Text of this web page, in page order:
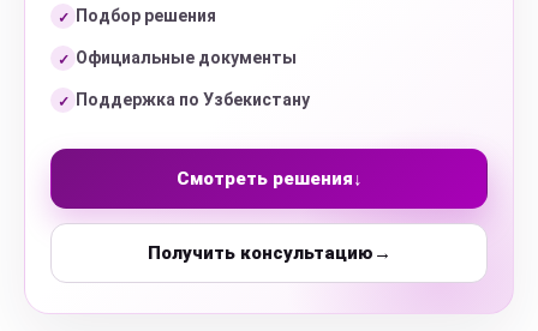
✓ Подбор решения
✓ Официальные документы
✓ Поддержка по Узбекистану
Смотреть решения↓
Получить консультацию →